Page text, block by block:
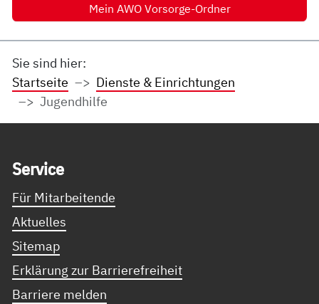
Mein AWO Vorsorge-Ordner
Sie sind hier:
Startseite
Dienste & Einrichtungen
Jugendhilfe
Ser­vice
Für Mitarbeitende
Aktuelles
Sitemap
Erklärung zur Barrierefreiheit
Barriere melden